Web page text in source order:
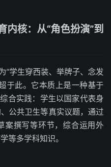
内核：从“角色扮演”到
“学生穿西装、举牌子、念发
于此。它本质上是一种基于
合实践：学生以国家代表身
公共卫生等真实议题，通过
案撰写等环节，综合运用外
等多学科知识。